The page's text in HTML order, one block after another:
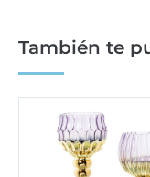
También te